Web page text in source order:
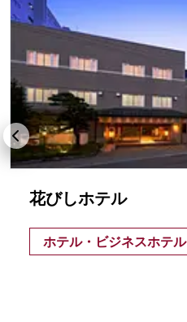
花びしホテル
ホテル・ビジネスホテル